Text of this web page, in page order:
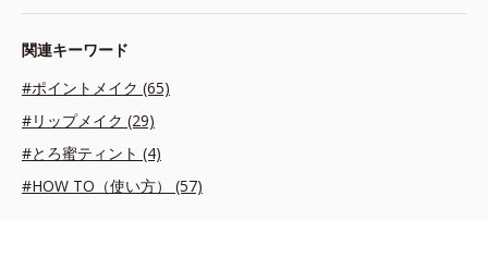
関連キーワード
#ポイントメイク (65)
#リップメイク (29)
#とろ蜜ティント (4)
#HOW TO（使い方） (57)